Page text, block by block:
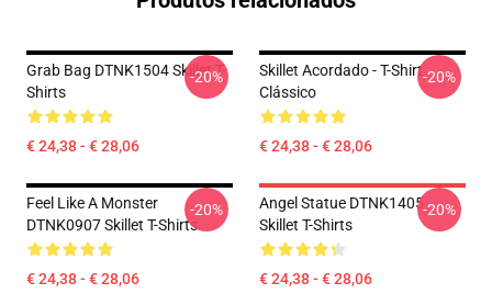
Grab Bag DTNK1504 Skillet T-
Shirts
€ 24,38 - € 28,06
-20%
Skillet Acordado - T-Shirt
Clássico
€ 24,38 - € 28,06
-20%
Feel Like A Monster
DTNK0907 Skillet T-Shirts
€ 24,38 - € 28,06
-20%
Angel Statue DTNK1405
Skillet T-Shirts
€ 24,38 - € 28,06
-20%